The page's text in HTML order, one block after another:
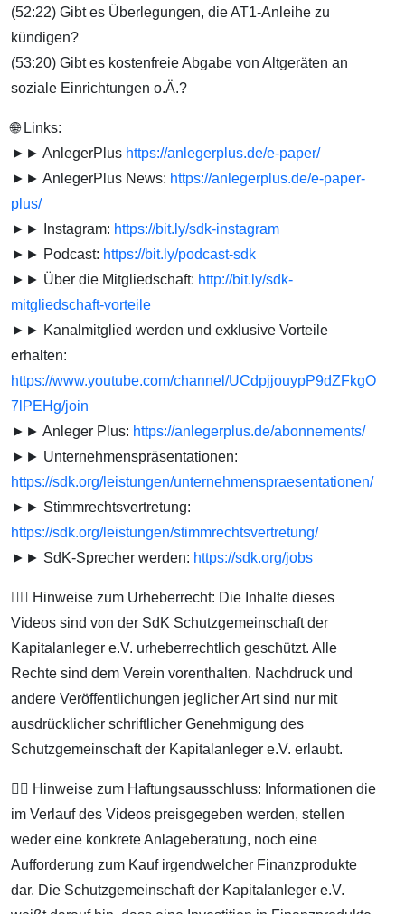
(52:22) Gibt es Überlegungen, die AT1-Anleihe zu
kündigen?
(53:20) Gibt es kostenfreie Abgabe von Altgeräten an
soziale Einrichtungen o.Ä.?
🌐 Links:
►► AnlegerPlus https://anlegerplus.de/e-paper/
►► AnlegerPlus News: https://anlegerplus.de/e-paper-
plus/
►► Instagram: https://bit.ly/sdk-instagram
►► Podcast: https://bit.ly/podcast-sdk
►► Über die Mitgliedschaft: http://bit.ly/sdk-
mitgliedschaft-vorteile
►► Kanalmitglied werden und exklusive Vorteile
erhalten:
https://www.youtube.com/channel/UCdpjjouypP9dZFkgO
7lPEHg/join
►► Anleger Plus: https://anlegerplus.de/abonnements/
►► Unternehmenspräsentationen:
https://sdk.org/leistungen/unternehmenspraesentationen/
►► Stimmrechtsvertretung:
https://sdk.org/leistungen/stimmrechtsvertretung/
►► SdK-Sprecher werden: https://sdk.org/jobs
👨‍⚖️ Hinweise zum Urheberrecht: Die Inhalte dieses
Videos sind von der SdK Schutzgemeinschaft der
Kapitalanleger e.V. urheberrechtlich geschützt. Alle
Rechte sind dem Verein vorenthalten. Nachdruck und
andere Veröffentlichungen jeglicher Art sind nur mit
ausdrücklicher schriftlicher Genehmigung des
Schutzgemeinschaft der Kapitalanleger e.V. erlaubt.
👨‍⚖️ Hinweise zum Haftungsausschluss: Informationen die
im Verlauf des Videos preisgegeben werden, stellen
weder eine konkrete Anlageberatung, noch eine
Aufforderung zum Kauf irgendwelcher Finanzprodukte
dar. Die Schutzgemeinschaft der Kapitalanleger e.V.